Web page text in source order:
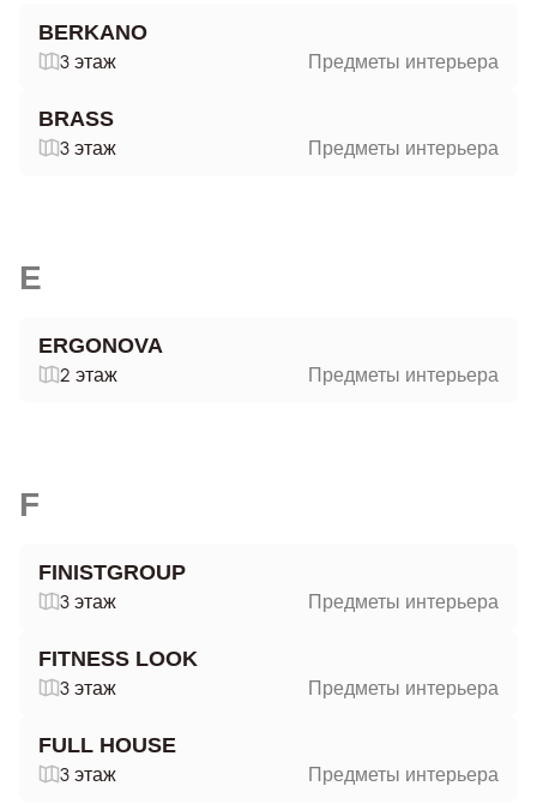
BERKANO
3 этаж Предметы интерьера
BRASS
3 этаж Предметы интерьера
E
ERGONOVA
2 этаж Предметы интерьера
F
FINISTGROUP
3 этаж Предметы интерьера
FITNESS LOOK
3 этаж Предметы интерьера
FULL HOUSE
3 этаж Предметы интерьера